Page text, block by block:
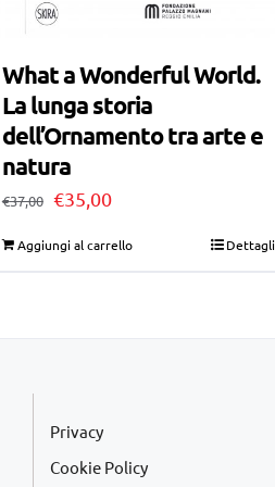
What a Wonderful World.
La lunga storia
dell’Ornamento tra arte e
natura
€37,00 Il
€35,00Il
Aggiungi al carrello Dettagli
Privacy
Cookie Policy